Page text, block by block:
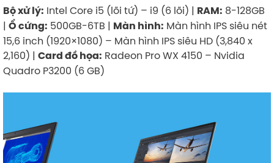
Bộ xử lý: Intel Core i5 (lõi tứ) – i9 (6 lõi) | RAM: 8-128GB
| Ổ cứng: 500GB-6TB | Màn hình: Màn hình IPS siêu nét
15,6 inch (1920×1080) – Màn hình IPS siêu HD (3,840 x
2,160) | Card đồ họa: Radeon Pro WX 4150 – Nvidia
Quadro P3200 (6 GB)